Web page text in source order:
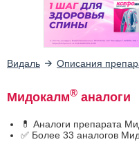
Видаль Описания
Мидокалм® аналоги
💊 Аналоги препарата
✅ Более 33 аналогов